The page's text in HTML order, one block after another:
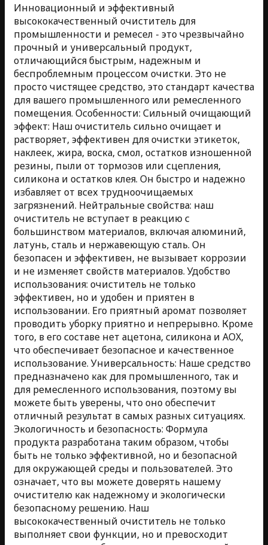
Инновационный и эффективный
высококачественный очиститель для
промышленности и ремесел - это чрезвычайно
прочный и универсальный продукт,
отличающийся быстрым, надежным и
беспроблемным процессом очистки. Это не
просто чистящее средство, это стандарт качества
для вашего промышленного или ремесленного
помещения. Особенности: Сильный очищающий
эффект: Наш очиститель сильно очищает и
растворяет, эффективен для очистки этикеток,
наклеек, жира, воска, смол, остатков изношенной
резины, пыли от тормозов или сцепления,
силикона и остатков клея. Он быстро и надежно
избавляет от всех трудноочищаемых
загрязнений. Нейтральные свойства: наш
очиститель не вступает в реакцию с
большинством материалов, включая алюминий,
латунь, сталь и нержавеющую сталь. Он
безопасен и эффективен, не вызывает коррозии
и не изменяет свойств материалов. Удобство
использования: очиститель не только
эффективен, но и удобен и приятен в
использовании. Его приятный аромат позволяет
проводить уборку приятно и непрерывно. Кроме
того, в его составе нет ацетона, силикона и AOX,
что обеспечивает безопасное и качественное
использование. Универсальность: Наше средство
предназначено как для промышленного, так и
для ремесленного использования, поэтому вы
можете быть уверены, что оно обеспечит
отличный результат в самых разных ситуациях.
Экологичность и безопасность: Формула
продукта разработана таким образом, чтобы
быть не только эффективной, но и безопасной
для окружающей среды и пользователей. Это
означает, что вы можете доверять нашему
очистителю как надежному и экологически
безопасному решению. Наш
высококачественный очиститель не только
выполняет свои функции, но и превосходит